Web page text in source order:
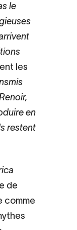
le
les
en
restent
de
comme